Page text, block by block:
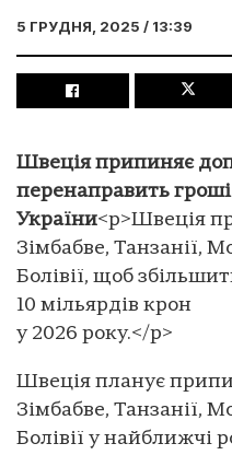
5 ГРУДНЯ, 2025 / 13:39
Швеція припиняє
перенаправить
України<p>Швеція
Зімбабве, Танзанії,
Болівії, щоб
10 мільярдів крон
у 2026 року.</p>
Швеція планує
Зімбабве, Танзанії,
Болівії у найближчі